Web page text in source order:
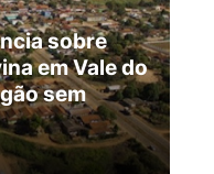
sobre
em Vale do
sem